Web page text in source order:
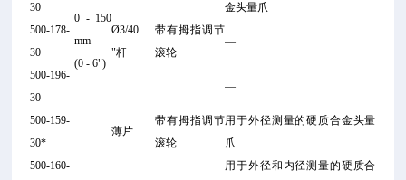
0 - 150
mm
(0 - 6")
30
金头量爪
500-178-
30
Ø3/40
"杆
带有拇指调节
滚轮
—
500-196-
30
薄片
带有拇指调节
滚轮
—
500-159-
30*
用于外径测量的硬质合金头量
爪
500-160-
用于外径和内径测量的硬质合